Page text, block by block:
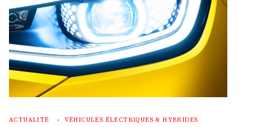
ACTUALITÉ VÉHICULES ÉLECTRIQUES & HYBRIDES